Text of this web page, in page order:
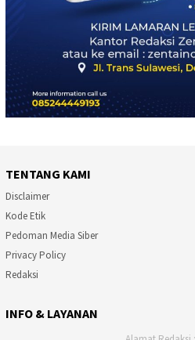
TENTANG KAMI
Disclaimer
Kode Etik
Pedoman Media Siber
Privacy Policy
Redaksi
INFO & LAYANAN